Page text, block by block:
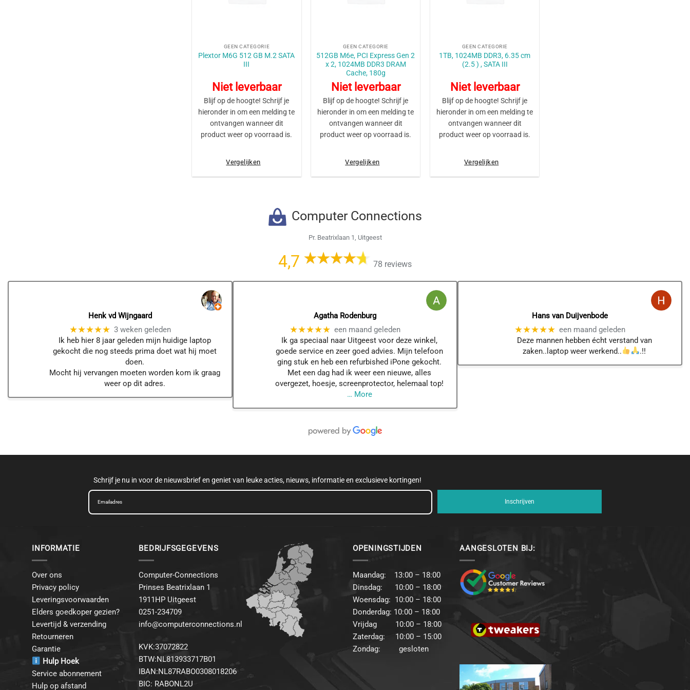
GEEN CATEGORIE
Plextor M6G 512 GB M.2 SATA
III
Niet leverbaar
Blijf op de hoogte! Schrijf je
hieronder in om een melding te
ontvangen wanneer dit
product weer op voorraad is.
Vergelijken
GEEN CATEGORIE
512GB M6e, PCI Express Gen 2
x 2, 1024MB DDR3 DRAM
Cache, 180g
Niet leverbaar
Blijf op de hoogte! Schrijf je
hieronder in om een melding te
ontvangen wanneer dit
product weer op voorraad is.
Vergelijken
GEEN CATEGORIE
1TB, 1024MB DDR3, 6.35 cm
(2.5 ) , SATA III
Niet leverbaar
Blijf op de hoogte! Schrijf je
hieronder in om een melding te
ontvangen wanneer dit
product weer op voorraad is.
Vergelijken
Computer Connections
Pr. Beatrixlaan 1, Uitgeest
4,7 78 reviews
Henk vd Wijngaard
★★★★★ 3 weken geleden
Ik heb hier 8 jaar geleden mijn huidige laptop
gekocht die nog steeds prima doet wat hij moet
doen.
Mocht hij vervangen moeten worden kom ik graag
weer op dit adres.
Agatha Rodenburg
★★★★★ een maand geleden
Ik ga speciaal naar Uitgeest voor deze winkel,
goede service en zeer goed advies. Mijn telefoon
ging stuk en heb een refurbished iPone gekocht.
Met een dag had ik weer een nieuwe, alles
overgezet, hoesje, screenprotector, helemaal top!
… More
Hans van Duijvenbode
★★★★★ een maand geleden
Deze mannen hebben écht verstand van
zaken..laptop weer werkend..
.!!
Schrijf je nu in voor de nieuwsbrief en geniet van leuke acties, nieuws, informatie en exclusieve kortingen!
Inschrijven
INFORMATIE
Over ons
Privacy policy
Leveringsvoorwaarden
Elders goedkoper gezien?
Levertijd & verzending
Retourneren
Garantie
Hulp Hoek
Service abonnement
Hulp op afstand
BEDRIJFSGEGEVENS
Computer-Connections
Prinses Beatrixlaan 1
1911HP Uitgeest
0251-234709
info@computerconnections.nl
KVK:37072822
BTW:NL813933717B01
IBAN:NL87RABO0308018206
BIC: RABONL2U
OPENINGSTIJDEN
Maandag: 13:00 – 18:00
Dinsdag: 10:00 – 18:00
Woensdag: 10:00 – 18:00
Donderdag: 10:00 – 18:00
Vrijdag 10:00 – 18:00
Zaterdag: 10:00 – 15:00
Zondag: gesloten
AANGESLOTEN BIJ: